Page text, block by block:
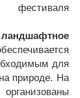
фестиваля
ландшафтное
для
природе. На